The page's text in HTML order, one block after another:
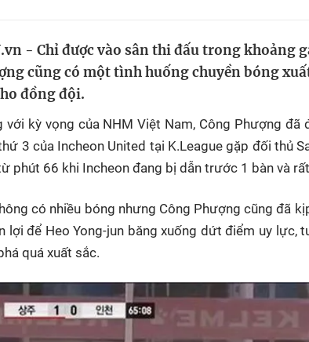
- Chỉ được vào sân thi đấu trong khoảng
cũng có một tình huống chuyền bóng
đồng đội.
với kỳ vọng của NHM Việt Nam, Công Phượng
3 của Incheon United tại K.League gặp đối thủ
phút 66 khi Incheon đang bị dẫn trước 1 bàn và
có nhiều bóng nhưng Công Phượng cũng đã
lợi để Heo Yong-jun băng xuống dứt điểm uy lực,
quá xuất sắc.